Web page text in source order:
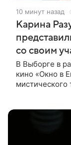
10 минут назад
Карина
со своим
В Выборге в
кино «Окно в